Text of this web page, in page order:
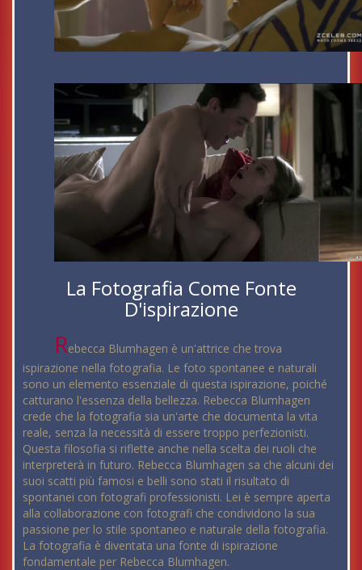
La Fotografia Come Fonte
D'ispirazione
Rebecca Blumhagen è un'attrice che trova
ispirazione nella fotografia. Le foto spontanee e naturali
sono un elemento essenziale di questa ispirazione, poiché
catturano l'essenza della bellezza. Rebecca Blumhagen
crede che la fotografia sia un'arte che documenta la vita
reale, senza la necessità di essere troppo perfezionisti.
Questa filosofia si riflette anche nella scelta dei ruoli che
interpreterà in futuro. Rebecca Blumhagen sa che alcuni dei
suoi scatti più famosi e belli sono stati il risultato di
spontanei con fotografi professionisti. Lei è sempre aperta
alla collaborazione con fotografi che condividono la sua
passione per lo stile spontaneo e naturale della fotografia.
La fotografia è diventata una fonte di ispirazione
fondamentale per Rebecca Blumhagen.